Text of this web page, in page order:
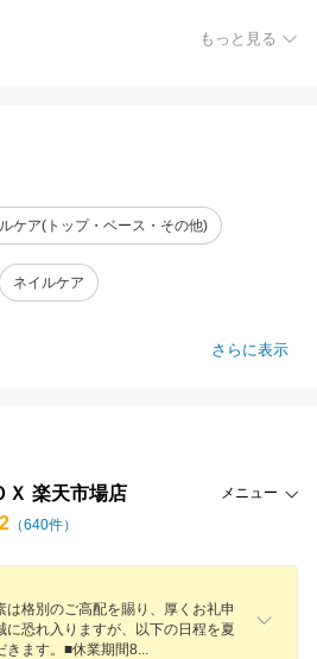
もっと見る
ケア(トップ・ベース・その他)
ネイルケア
さらに表示
Ｘ 楽天市場店 メニュー
（640件）
格別のご高配を賜り、厚くお礼申
に恐れ入りますが、以下の日程を夏
きます。■休業期間8